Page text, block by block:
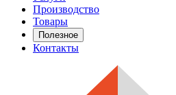
Производство
Товары
Полезное
Контакты